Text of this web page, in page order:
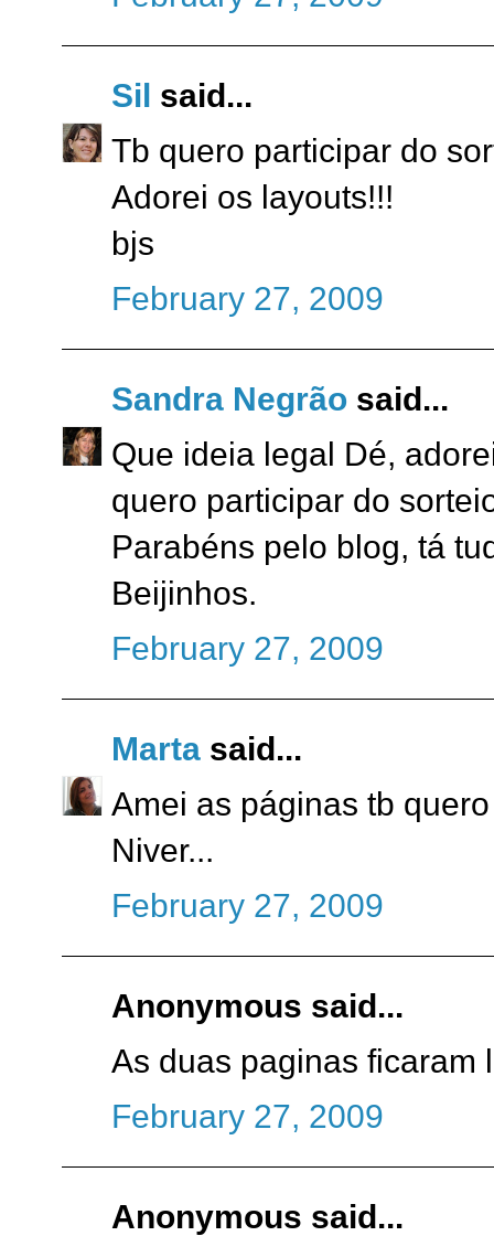
Sil said...
Tb quero participar do
Adorei os layouts!!!
bjs
February 27, 2009
Sandra Negrão said...
Que ideia legal Dé,
quero participar do
Parabéns pelo blog, tá
Beijinhos.
February 27, 2009
Marta said...
Amei as páginas tb
Niver...
February 27, 2009
Anonymous said...
As duas paginas ficaram
February 27, 2009
Anonymous said...